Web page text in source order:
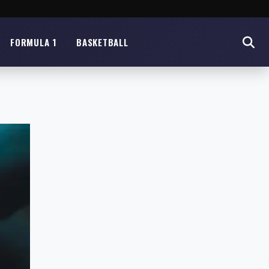
FORMULA 1 BASKETBALL